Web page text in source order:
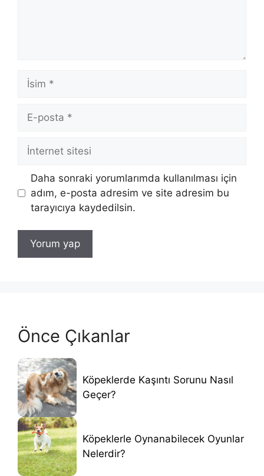
İsim
posta
İnternet
sitesi
Daha sonraki yorumlarımda kullanılması için
adım, e-posta adresim ve site adresim bu
tarayıcıya kaydedilsin.
Önce Çıkanlar
Köpeklerde Kaşıntı Sorunu Nasıl
Geçer?
Köpeklerle Oynanabilecek Oyunlar
Nelerdir?